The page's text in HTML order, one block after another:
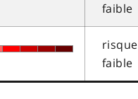
faible
risque
faible